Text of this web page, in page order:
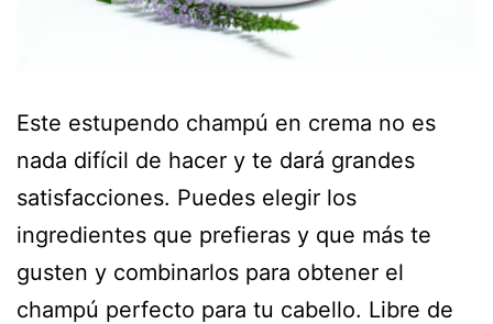
Este estupendo champú en crema no es
nada difícil de hacer y te dará grandes
satisfacciones. Puedes elegir los
ingredientes que prefieras y que más te
gusten y combinarlos para obtener el
champú perfecto para tu cabello. Libre de